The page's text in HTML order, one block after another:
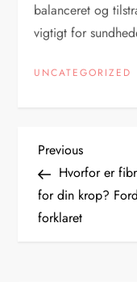
balanceret og
vigtigt for
UNCATEGORIZED
I
n
d
Previous
Post
Previous
Hvorfor er
for din krop?
forklaret